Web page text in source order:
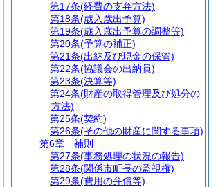
第17条(経費の支弁方法)
第18条(歳入歳出予算)
第19条(歳入歳出予算の調整等)
第20条(予算の補正)
第21条(出納及び現金の保管)
第22条(協議会の出納員)
第23条(決算等)
第24条(財産の取得管理及び処分の
方法)
第25条(契約)
第26条(その他の財産に関する事項)
第6章
補則
第27条(事務処理の状況の報告)
第28条(関係市町長の監視権)
第29条(費用の弁償等)